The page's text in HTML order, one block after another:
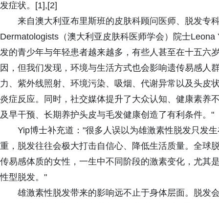
发症状。[1],[2]
来自澳大利亚布里斯班的皮肤科顾问医师、脱发专
Dermatologists（澳大利亚皮肤科医师学会）院士
发的青少年与年轻患者越来越多，有些人甚至在十五六
因，但我们发现，环境与生活方式也会影响遗传易感人
力、紫外线照射、环境污染、吸烟、代谢异常以及头皮
炎症反应。同时，社交媒体提升了大众认知、健康素养
及早干预、长期养护头皮与毛发健康创造了有利条件。"
Yip博士补充道："很多人误以为雄激素性脱发只发
重，脱发往往会极大打击自信心、降低生活质量。全球
传易感体质的女性，一生中不同阶段的激素变化，尤其
性型脱发。"
雄激素性脱发带来的影响远不止于身体层面。脱发